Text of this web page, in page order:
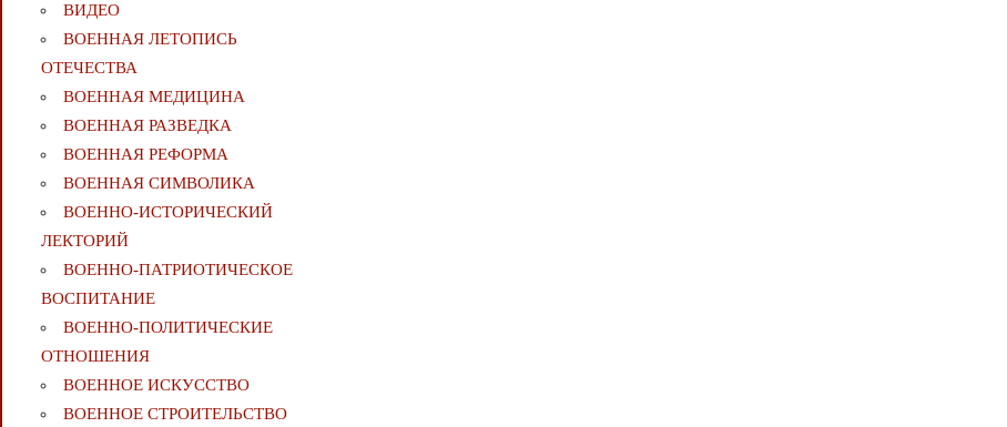
ВИДЕО
ВОЕННАЯ ЛЕТОПИСЬ
ОТЕЧЕСТВА
ВОЕННАЯ МЕДИЦИНА
ВОЕННАЯ РАЗВЕДКА
ВОЕННАЯ РЕФОРМА
ВОЕННАЯ СИМВОЛИКА
ВОЕННО-ИСТОРИЧЕСКИЙ
ЛЕКТОРИЙ
ВОЕННО-ПАТРИОТИЧЕСКОЕ
ВОСПИТАНИЕ
ВОЕННО-ПОЛИТИЧЕСКИE
ОТНОШЕНИЯ
ВОЕННОЕ ИСКУССТВО
ВОЕННОЕ СТРОИТЕЛЬСТВО